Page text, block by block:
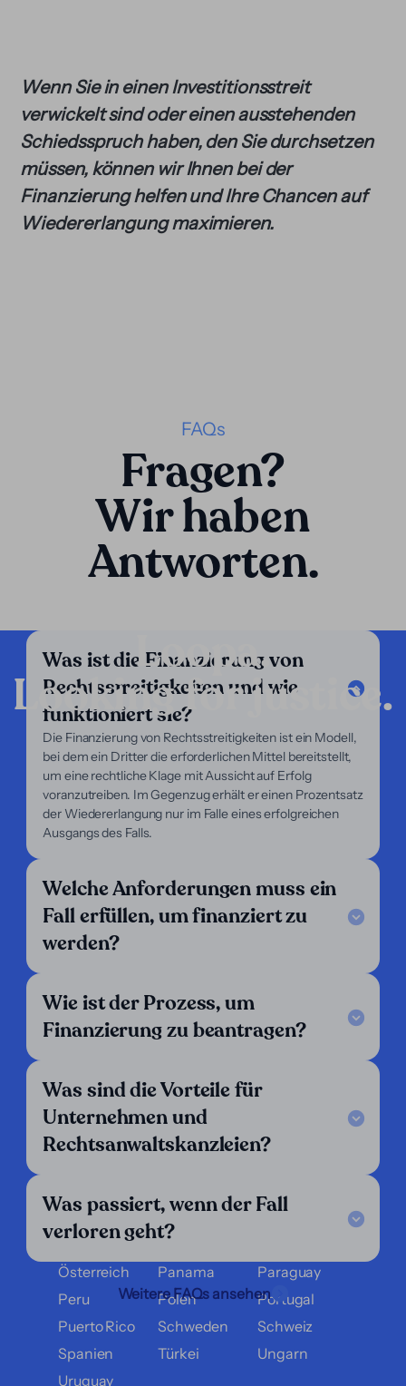
Wenn Sie in einen Investitionsstreit
verwickelt sind oder einen ausstehenden
Schiedsspruch haben, den Sie durchsetzen
müssen, können wir Ihnen bei der
Finanzierung helfen und Ihre Chancen auf
Wiedererlangung maximieren.
FAQs
Fragen?
Wir haben
Antworten.
Was ist die Finanzierung von
Rechtsstreitigkeiten und wie
funktioniert sie?
Die Finanzierung von Rechtsstreitigkeiten ist ein Modell,
bei dem ein Dritter die erforderlichen Mittel bereitstellt,
um eine rechtliche Klage mit Aussicht auf Erfolg
voranzutreiben. Im Gegenzug erhält er einen Prozentsatz
der Wiedererlangung nur im Falle eines erfolgreichen
Ausgangs des Falls.
Welche Anforderungen muss ein
Fall erfüllen, um finanziert zu
werden?
Wie ist der Prozess, um
Finanzierung zu beantragen?
Was sind die Vorteile für
Unternehmen und
Rechtsanwaltskanzleien?
Was passiert, wenn der Fall
verloren geht?
Weitere FAQs ansehen
Loopa.
Looking for justice.
Unternehmen
Unsere Dienstleistungen
Unser Fokus
Über uns
Für Anwälte
Für Kläger
FAQ
Unsere Kriterien
Kontaktieren Sie uns
Wir sind tätig in:
Brasilien
Chile
Dänemark
Deutschland
El Salvador
England
Finnland
Kroatien
Luxemburg
Nicaragua
Niederlande
Österreich
Panama
Paraguay
Peru
Polen
Portugal
Puerto Rico
Schweden
Schweiz
Spanien
Türkei
Ungarn
Uruguay